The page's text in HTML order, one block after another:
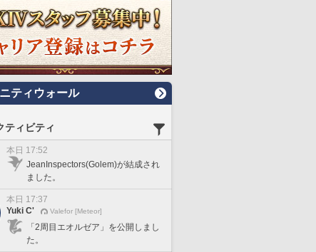
ティウォール
ティビティ
本日 17:52
JeanInspectors(Golem)が結成され
ました。
本日 17:37
Yuki C'
Valefor [Meteor]
「2周目エオルゼア」を公開しまし
た。